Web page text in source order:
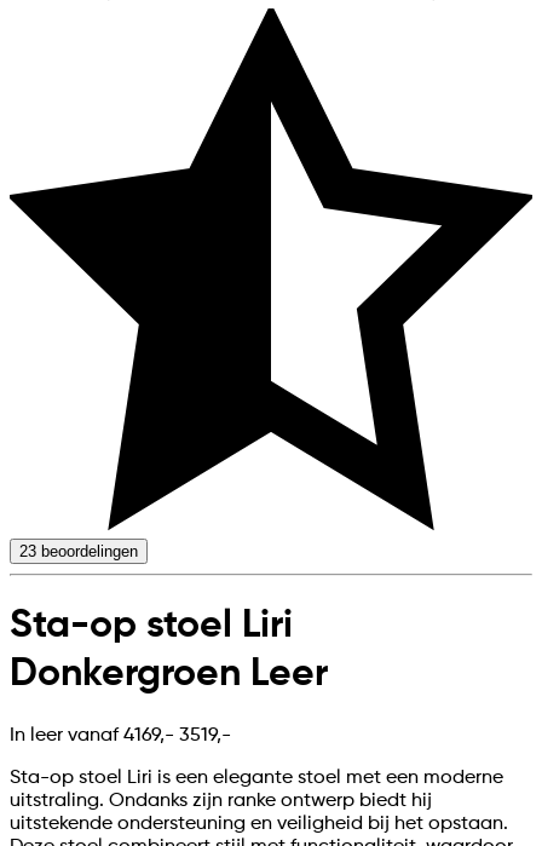
23 beoordelingen
Sta-op stoel Liri
Donkergroen Leer
In leer vanaf 4169,- 3519,-
Sta-op stoel Liri is een elegante stoel met een moderne
uitstraling. Ondanks zijn ranke ontwerp biedt hij
uitstekende ondersteuning en veiligheid bij het opstaan.